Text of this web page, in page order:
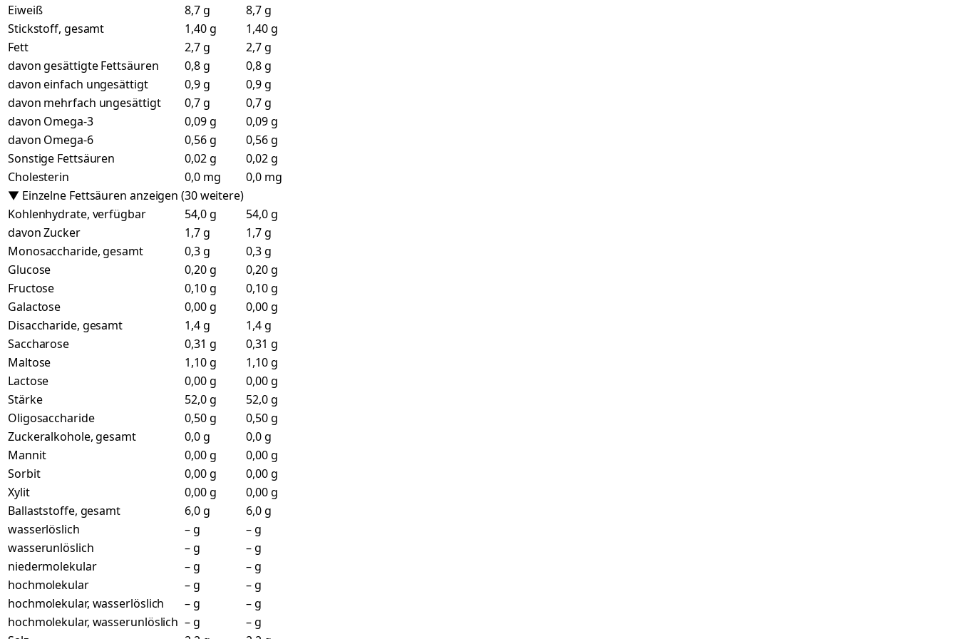
Eiweiß 8,7 g
8,7 g
Stickstoff, gesamt
1,40 g
1,40 g
Fett
2,7 g
2,7 g
davon gesättigte Fettsäuren
0,8 g
0,8 g
davon einfach ungesättigt
0,9 g
0,9 g
davon mehrfach ungesättigt
0,7 g
0,7 g
davon Omega-3
0,09 g
0,09 g
davon Omega-6
0,56 g
0,56 g
Sonstige Fettsäuren
0,02 g
0,02 g
Cholesterin
0,0 mg
0,0 mg
▼ Einzelne Fettsäuren anzeigen (30 weitere)
Kohlenhydrate, verfügbar
54,0 g
54,0 g
davon Zucker
1,7 g
1,7 g
Monosaccharide, gesamt
0,3 g
0,3 g
Glucose
0,20 g
0,20 g
Fructose
0,10 g
0,10 g
Galactose
0,00 g
0,00 g
Disaccharide, gesamt
1,4 g
1,4 g
Saccharose
0,31 g
0,31 g
Maltose
1,10 g
1,10 g
Lactose
0,00 g
0,00 g
Stärke
52,0 g
52,0 g
Oligosaccharide
0,50 g
0,50 g
Zuckeralkohole, gesamt
0,0 g
0,0 g
Mannit
0,00 g
0,00 g
Sorbit
0,00 g
0,00 g
Xylit
0,00 g
0,00 g
Ballaststoffe, gesamt
6,0 g
6,0 g
wasserlöslich
– g
– g
wasserunlöslich
– g
– g
niedermolekular
– g
– g
hochmolekular
– g
– g
hochmolekular, wasserlöslich
– g
– g
hochmolekular, wasserunlöslich – g
– g